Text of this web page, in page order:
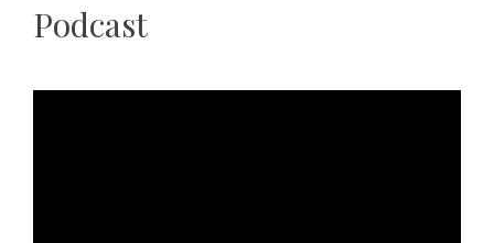
Podcast